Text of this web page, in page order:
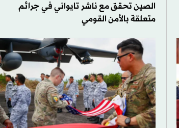
الصين تحقق مع ناشر تايواني في جرائم
متعلقة بالأمن القومي